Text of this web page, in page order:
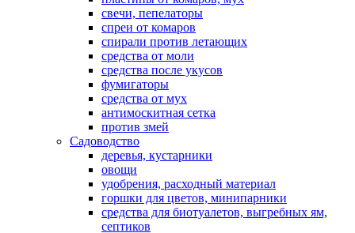
свечи, пепелаторы
спреи от комаров
спирали против летающих
средства от моли
средства после укусов
фумигаторы
средства от мух
антимоскитная сетка
против змей
Садоводство
деревья, кустарники
овощи
удобрения, расходный материал
горшки для цветов, минипарники
средства для биотуалетов, выгребных ям,
септиков